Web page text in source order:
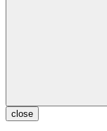
close